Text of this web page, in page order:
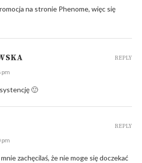
na stronie Phenome, więc się
pm
🙂
REPLY
pm
zachęcilaś, że nie moge się doczekać
REPLY